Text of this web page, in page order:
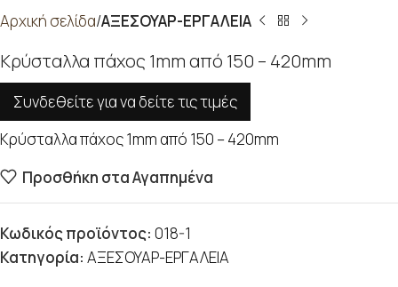
Αρχική σελίδα ΑΞΕΣΟΥΑΡ-ΕΡΓΑΛΕΙΑ
Κρύσταλλα πάχος 1mm από 150 – 420mm
Συνδεθείτε για να δείτε τις τιμές
Κρύσταλλα πάχος 1mm από 150 – 420mm
Προσθήκη στα Αγαπημένα
Κωδικός προϊόντος: 018-1
Κατηγορία: ΑΞΕΣΟΥΑΡ-ΕΡΓΑΛΕΙΑ